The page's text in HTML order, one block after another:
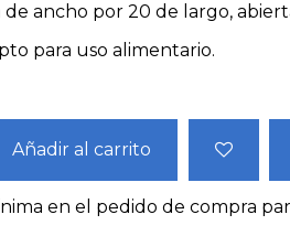
de ancho por 20 de largo,
para uso alimentario.
Añadir al carrito
en el pedido de compra